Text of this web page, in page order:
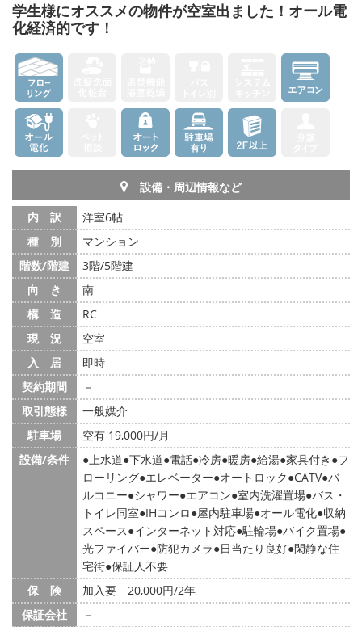
学生様にオススメの物件が空室出ました！オール電
化経済的です！
設備・周辺情報など
内 訳
洋室6帖
種 別
マンション
階数/階建
3階/5階建
向 き
南
構 造
RC
現 況
空室
入 居
即時
契約期間
－
取引態様
一般媒介
駐車場
空有 19,000円/月
設備/条件
上水道 下水道 電話 冷房 暖房 給湯 家具付き
フ
ローリング エレベーター オートロック CATV バ
ルコニー シャワー エアコン 室内洗濯置場 バス・
トイレ同室 IHコンロ 屋内駐車場 オール電化 収納
スペース インターネット対応 駐輪場 バイク置場
光ファイバー 防犯カメラ 日当たり良好 閑静な住
宅街 保証人不要
保 険
加入要 20,000円/2年
保証会社
－